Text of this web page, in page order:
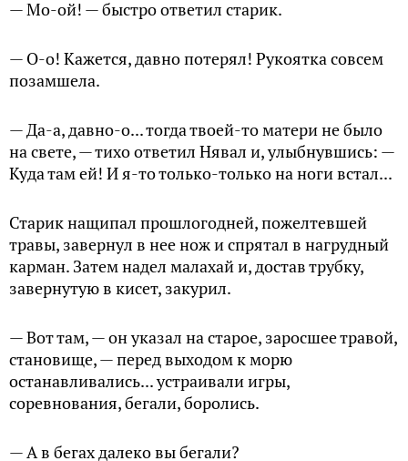
— Мо-ой! — быстро ответил старик.
— О-о! Кажется, давно потерял! Рукоятка совсем
позамшела.
— Да-а, давно-о... тогда твоей-то матери не было
на свете, — тихо ответил Нявал и, улыбнувшись: —
Куда там ей! И я-то только-только на ноги встал...
Старик нащипал прошлогодней, пожелтевшей
травы, завернул в нее нож и спрятал в нагрудный
карман. Затем надел малахай и, достав трубку,
завернутую в кисет, закурил.
— Вот там, — он указал на старое, заросшее травой,
становище, — перед выходом к морю
останавливались... устраивали игры,
соревнования, бегали, боролись.
— А в бегах далеко вы бегали?